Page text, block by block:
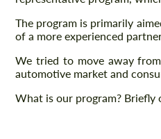
The program is primarily
of a more experienced
We tried to move away
automotive market and
What is our program? Briefly